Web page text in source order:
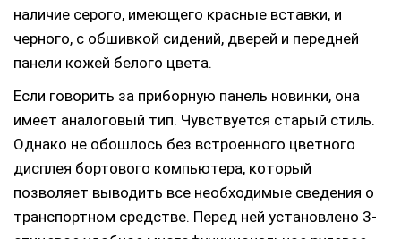
наличие серого, имеющего красные вставки, и
черного, с обшивкой сидений, дверей и передней
панели кожей белого цвета.
Если говорить за приборную панель новинки, она
имеет аналоговый тип. Чувствуется старый стиль.
Однако не обошлось без встроенного цветного
дисплея бортового компьютера, который
позволяет выводить все необходимые сведения о
транспортном средстве. Перед ней установлено 3-